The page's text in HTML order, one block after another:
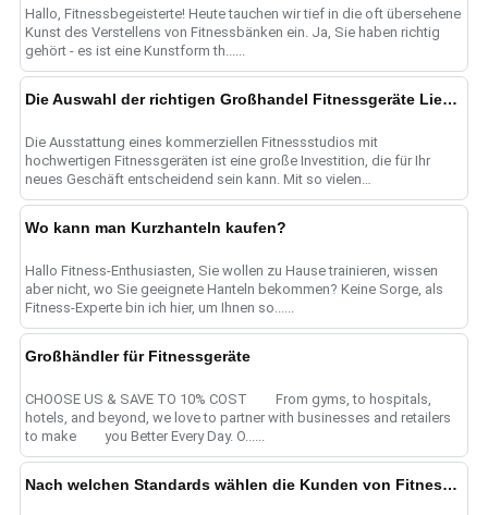
Hallo, Fitnessbegeisterte! Heute tauchen wir tief in die oft übersehene
Kunst des Verstellens von Fitnessbänken ein. Ja, Sie haben richtig
gehört - es ist eine Kunstform th......
Die Auswahl der richtigen Großhandel Fitnessgeräte Lieferanten für kommerzielle Fitnessstudio Bedürfnisse
Die Ausstattung eines kommerziellen Fitnessstudios mit
hochwertigen Fitnessgeräten ist eine große Investition, die für Ihr
neues Geschäft entscheidend sein kann. Mit so vielen
Großhandelsgeräten s......
Wo kann man Kurzhanteln kaufen?
Hallo Fitness-Enthusiasten, Sie wollen zu Hause trainieren, wissen
aber nicht, wo Sie geeignete Hanteln bekommen? Keine Sorge, als
Fitness-Experte bin ich hier, um Ihnen so......
Großhändler für Fitnessgeräte
CHOOSE US & SAVE TO 10% COST From gyms, to hospitals,
hotels, and beyond, we love to partner with businesses and retailers
to make you Better Every Day. O......
Nach welchen Standards wählen die Kunden von Fitnessgeräten ihre Lieferkette aus?